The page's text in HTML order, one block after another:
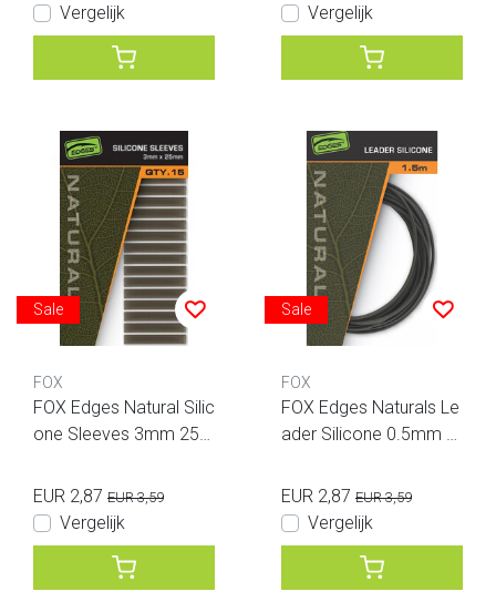
Vergelijk Vergelijk
Sale
FOX
FOX Edges Natural Silic
one Sleeves 3mm 25m
EUR 2,87 EUR 3,59
Vergelijk
Sale
FOX
FOX Edges Naturals Le
ader Silicone 0.5mm 1.
EUR 2,87 EUR 3,59
Vergelijk